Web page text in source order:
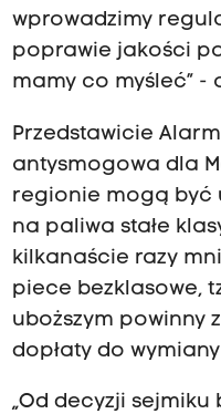
wprowadzimy
poprawie jakości
mamy co myśleć” -
Przedstawicie
antysmogowa dla
regionie mogą być
na paliwa stałe
kilkanaście razy
piece bezklasowe,
uboższym powinny
dopłaty do
„Od decyzji sejmiku